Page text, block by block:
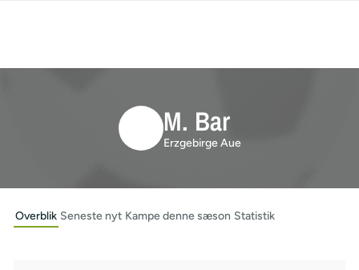
M. Bar
Erzgebirge Aue
Overblik Seneste nyt Kampe denne sæson Statistik